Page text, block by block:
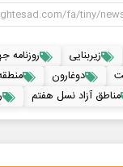
زیربنایی
روزنامه
دوغارون
مناطق آزاد نسل هفتم